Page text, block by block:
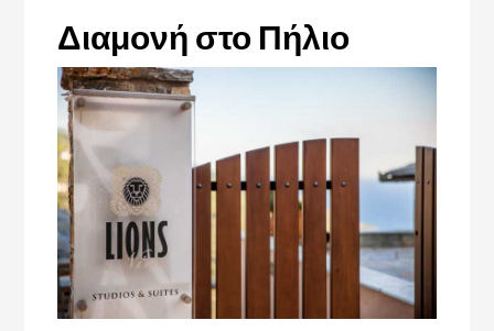
Διαμονή στο Πήλιο